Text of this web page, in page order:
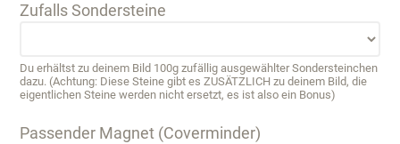
Zufalls Sondersteine
Du erhältst zu deinem Bild 100g zufällig ausgewählter Sondersteinchen
dazu. (Achtung: Diese Steine gibt es ZUSÄTZLICH zu deinem Bild, die
eigentlichen Steine werden nicht ersetzt, es ist also ein Bonus)
Passender Magnet (Coverminder)